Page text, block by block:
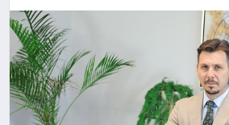
EĞİTİM
DÜNYA